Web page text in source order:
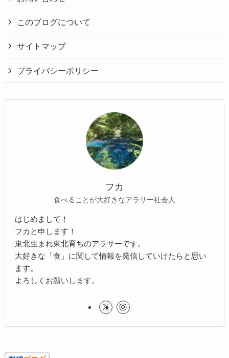
このブログについて
サイトマップ
プライバシーポリシー
フカ
食べることが大好きなアラサー社会人
はじめまして！
フカと申します！
東北生まれ東北育ちのアラサーです。
大好きな「食」に関して情報を発信していけたらと思い
ます。
よろしくお願いします。